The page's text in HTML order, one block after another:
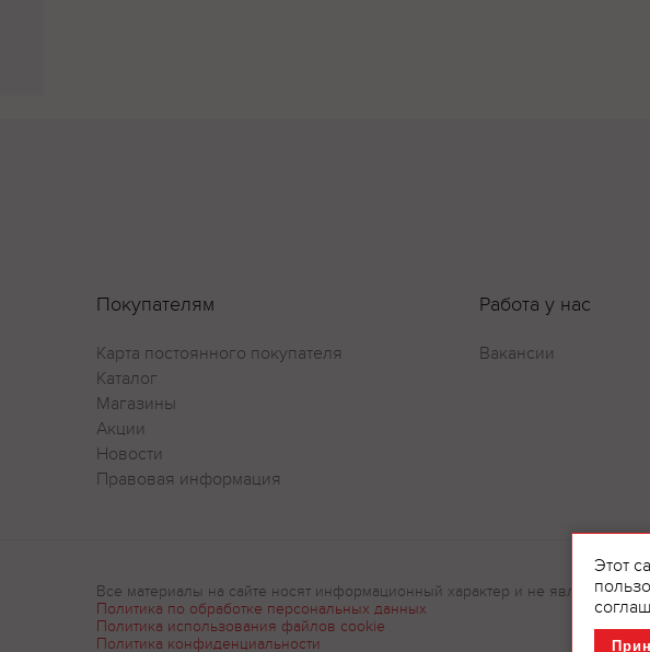
Покупателям
Карта постоянного покупателя
Каталог
Магазины
Акции
Новости
Правовая информация
Работа у нас
Вакансии
Все материалы на сайте носят информационный характер и не являются
Политика по обработке персональных данных
Политика использования файлов cookie
Политика конфиденциальности
Этот